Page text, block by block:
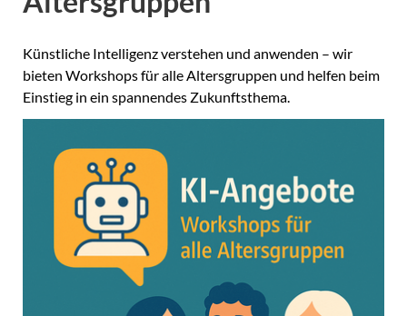
Künstliche Intelligenz verstehen und anwenden – wir
bieten Workshops für alle Altersgruppen und helfen beim
Einstieg in ein spannendes Zukunftsthema.